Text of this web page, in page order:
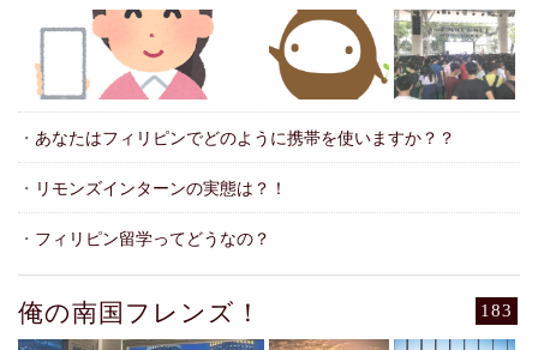
・ あなたはフィリピンでどのように携帯を使いますか？？
・ リモンズインターンの実態は？！
・ フィリピン留学ってどうなの？
183
俺の南国フレンズ！